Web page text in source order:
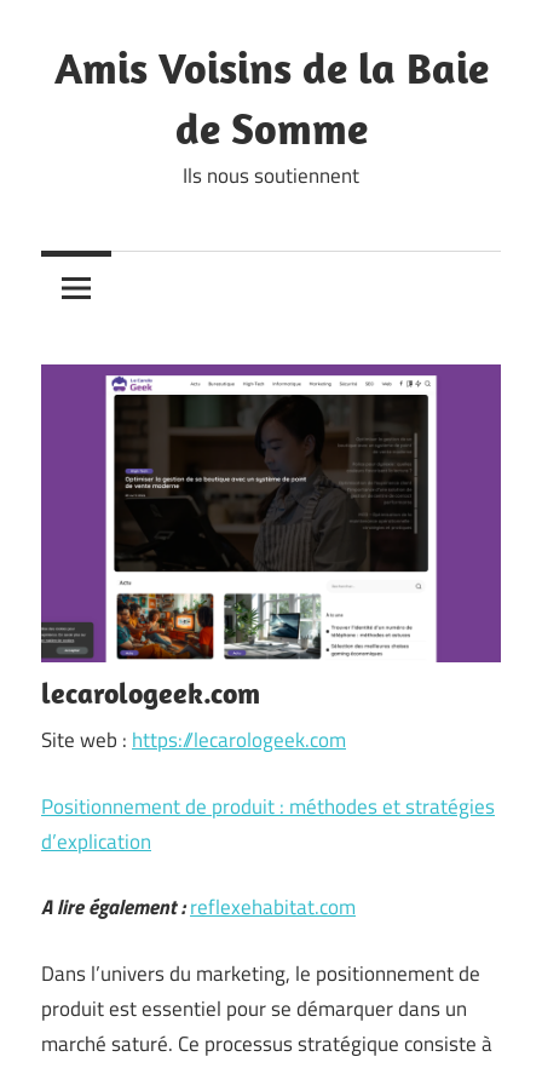
content
Amis Voisins de la Baie
de Somme
Ils nous soutiennent
lecarologeek.com
Site web : https://lecarologeek.com
Positionnement de produit : méthodes et stratégies
d’explication
A lire également :reflexehabitat.com
Dans l’univers du marketing, le positionnement de
produit est essentiel pour se démarquer dans un
marché saturé. Ce processus stratégique consiste à